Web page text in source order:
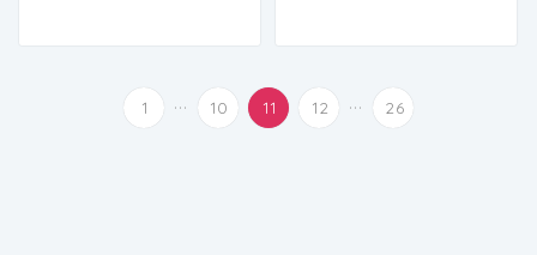
1 ... 10 11 12 ... 26